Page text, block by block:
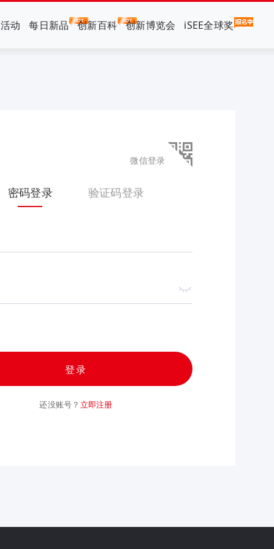
活动 每日新品 创新百科 创新博览会 iSEE全球奖
微信登录
密码登录 验证码登录
登录
还没账号？ 立即注册